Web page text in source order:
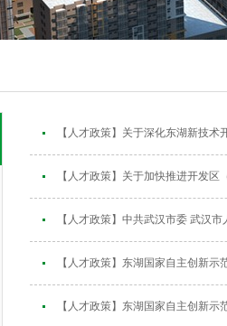
【人才政策】关于深化东湖新技
【人才政策】关于加快推进开发
【人才政策】中共武汉市委 武汉
【人才政策】东湖国家自主创新
【人才政策】东湖国家自主创新示